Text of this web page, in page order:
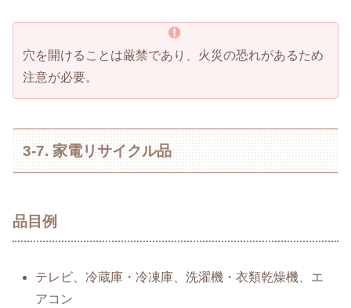
穴を開けることは厳禁であり、火災の恐れがあるため
注意が必要。
3-7. 家電リサイクル品
品目例
テレビ、冷蔵庫・冷凍庫、洗濯機・衣類乾燥機、エ
アコン